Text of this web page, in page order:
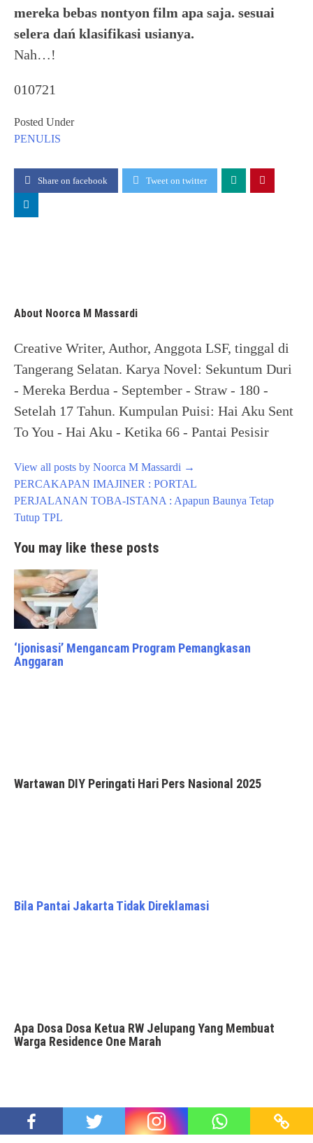
mereka bebas nontyon film apa saja. sesuai
selera dań klasifikasi usianya.
Nah…!
010721
Posted Under
PENULIS
Share on facebook Tweet on twitter
About Noorca M Massardi
Creative Writer, Author, Anggota LSF, tinggal di
Tangerang Selatan. Karya Novel: Sekuntum Duri
- Mereka Berdua - September - Straw - 180 -
Setelah 17 Tahun. Kumpulan Puisi: Hai Aku Sent
To You - Hai Aku - Ketika 66 - Pantai Pesisir
View all posts by Noorca M Massardi →
Post
navigation
PERCAKAPAN IMAJINER : PORTAL
PERJALANAN TOBA-ISTANA : Apapun Baunya Tetap
Tutup TPL
You may like these posts
‘Ijonisasi’ Mengancam Program Pemangkasan
Anggaran
Wartawan DIY Peringati Hari Pers Nasional 2025
Bila Pantai Jakarta Tidak Direklamasi
Apa Dosa Dosa Ketua RW Jelupang Yang Membuat
Warga Residence One Marah